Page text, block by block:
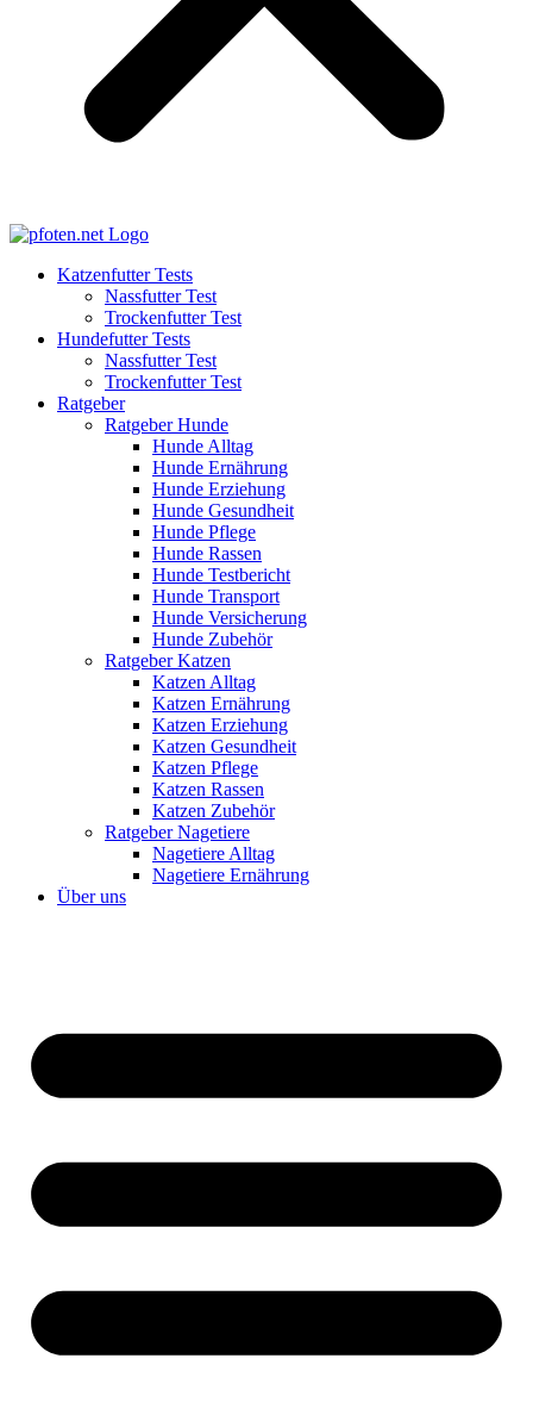
Katzenfutter Tests
Nassfutter Test
Trockenfutter Test
Hundefutter Tests
Nassfutter Test
Trockenfutter Test
Ratgeber
Ratgeber Hunde
Hunde Alltag
Hunde Ernährung
Hunde Erziehung
Hunde Gesundheit
Hunde Pflege
Hunde Rassen
Hunde Testbericht
Hunde Transport
Hunde Versicherung
Hunde Zubehör
Ratgeber Katzen
Katzen Alltag
Katzen Ernährung
Katzen Erziehung
Katzen Gesundheit
Katzen Pflege
Katzen Rassen
Katzen Zubehör
Ratgeber Nagetiere
Nagetiere Alltag
Nagetiere Ernährung
Über uns